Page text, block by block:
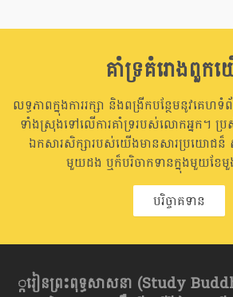
គាំទ្រគំរោងពួក
លទ្ធភាពក្នុងការរក្សា និងពង្រីកបន្ថែមនូវគេ
ទាំងស្រុងទៅលើការគាំទ្ររបស់លោកអ្នក។
ឯកសារសិក្សារបស់យើងមានសារប្រយោជន៏ សូ
មួយដង ឬក៏បរិចាកទានក្នុងមួយខែ
បរិច្ចាគទាន
ករៀនព្រះពុទ្ធសាសនា​ (Study